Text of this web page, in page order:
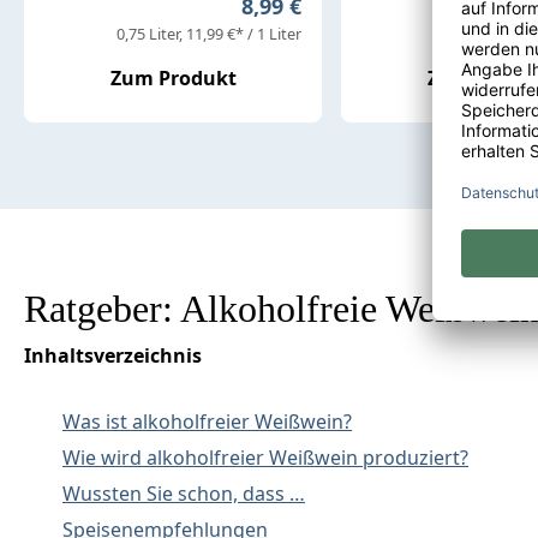
8,99 €
0,75 Liter 11,99 €* / 1 Liter
Zum Produkt
0,75 Liter
Zum
Ratgeber: Alkoholfreie
Inhaltsverzeichnis
Was ist alkoholfreier Weißwein?
Wie wird alkoholfreier Weißwein produziert?
Wussten Sie schon, dass …
Speisenempfehlungen